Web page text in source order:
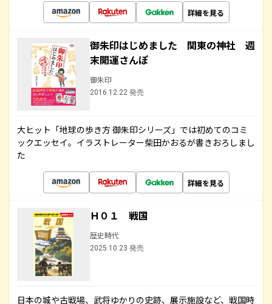
詳細を見る
御朱印はじめました 関東の神社 週
末開運さんぽ
御朱印
2016.12.22 発売
大ヒット「地球の歩き方 御朱印シリーズ」では初めてのコミ
ックエッセイ。イラストレーター柴田かおるが書きおろしまし
た
詳細を見る
Ｈ０１ 戦国
歴史時代
2025.10.23 発売
日本の城や古戦場、武将ゆかりの史跡、展示施設など、戦国時